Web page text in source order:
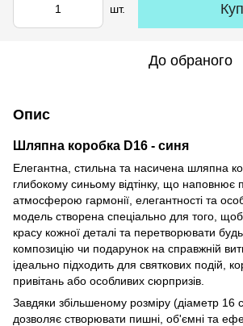
шт.
До обраного
Опис
Шляпна коробка D16 - синя
Елегантна, стильна та насичена шляпна
глибокому синьому відтінку, що наповнює
атмосферою гармонії, елегантності та
модель створена спеціально для того,
красу кожної деталі та перетворювати
композицію чи подарунок на справжній
ідеально підходить для святкових подій,
привітань або особливих сюрпризів.
Завдяки збільшеному розміру (діаметр 16
дозволяє створювати пишні, об'ємні та